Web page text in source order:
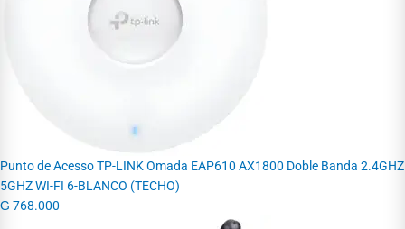
Punto de Acesso TP-LINK Omada EAP610 AX1800 Doble Banda 2.4GHZ
5GHZ WI-FI 6-BLANCO (TECHO)
₲ 768.000